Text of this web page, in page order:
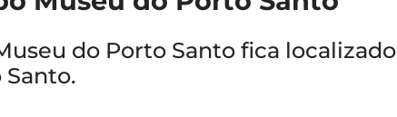
do Porto Santo fica localizado
Santo.